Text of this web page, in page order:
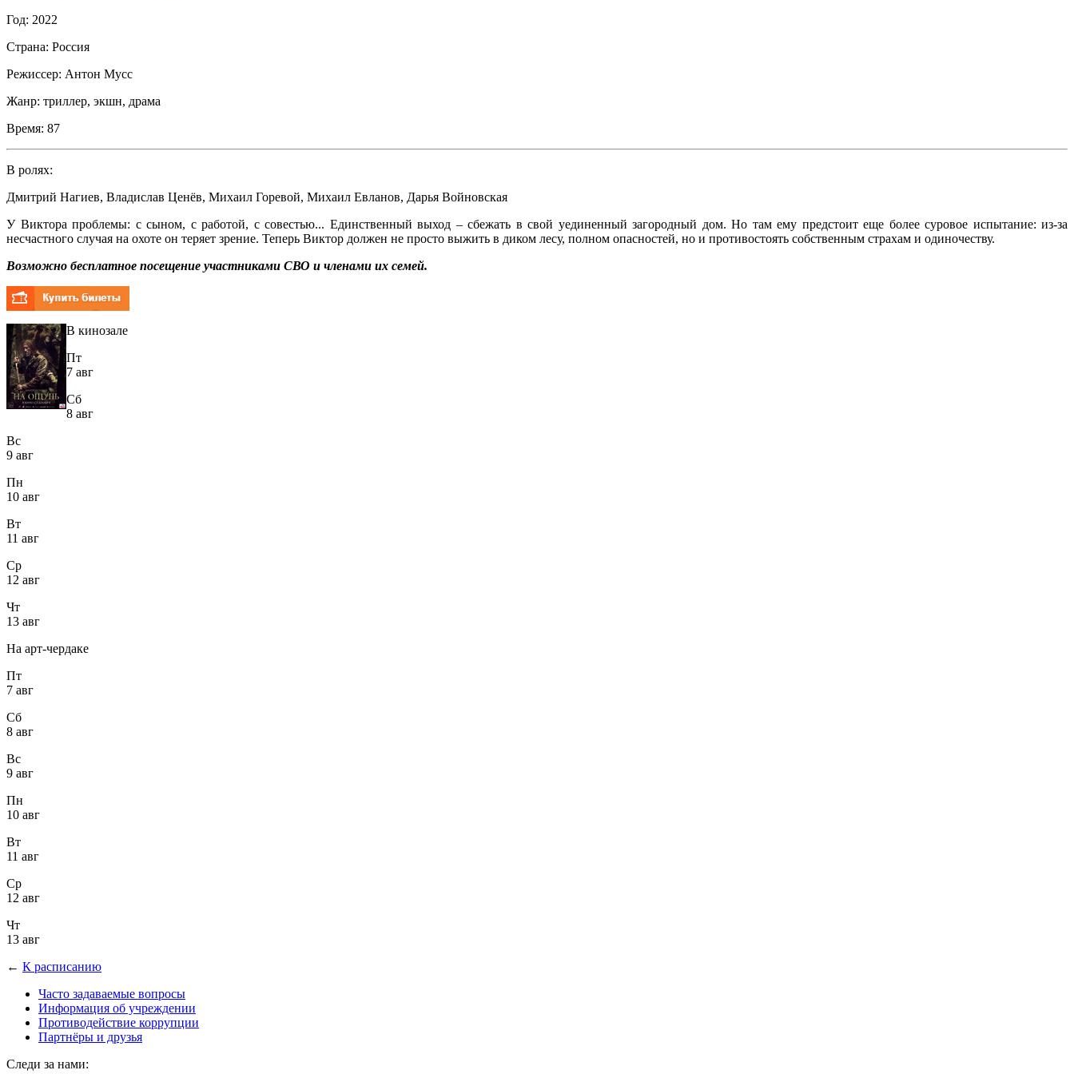
Год: 2022
Страна: Россия
Режиссер: Антон Мусс
Жанр: триллер, экшн, драма
Время: 87
В ролях:
Дмитрий Нагиев, Владислав Ценёв, Михаил Горевой, Михаил Евланов, Дарья Войновская
У Виктора проблемы: с сыном, с работой, с совестью... Единственный выход – сбежать в свой уединенный загородный дом. Но там ему предстоит еще более суровое испытание: из-за
несчастного случая на охоте он теряет зрение. Теперь Виктор должен не просто выжить в диком лесу, полном опасностей, но и противостоять собственным страхам и одиночеству.
Возможно бесплатное посещение участниками СВО и членами их семей.
В кинозале
Пт
7 авг
Сб
8 авг
Вс
9 авг
Пн
10 авг
Вт
11 авг
Ср
12 авг
Чт
13 авг
На арт-чердаке
Пт
7 авг
Сб
8 авг
Вс
9 авг
Пн
10 авг
Вт
11 авг
Ср
12 авг
Чт
13 авг
← К расписанию
Часто задаваемые вопросы
Информация об учреждении
Противодействие коррупции
Партнёры и друзья
Следи за нами: